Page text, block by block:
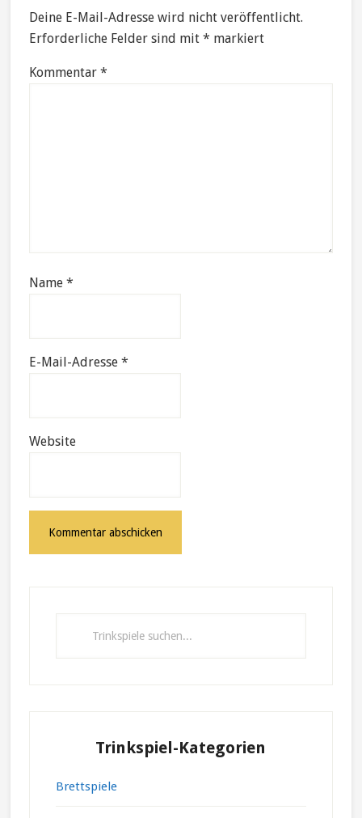
Deine E-Mail-Adresse wird nicht veröffentlicht.
Erforderliche Felder sind mit * markiert
Kommentar *
Name *
E-Mail-Adresse *
Website
suchen...
Trinkspiel-Kategorien
Brettspiele